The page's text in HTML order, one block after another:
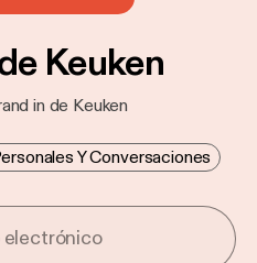
Keuken
in de Keuken
Y Conversaciones